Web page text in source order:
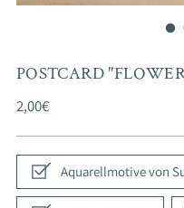
POSTCARD
Regular
2,00€
Aquarellmotive von